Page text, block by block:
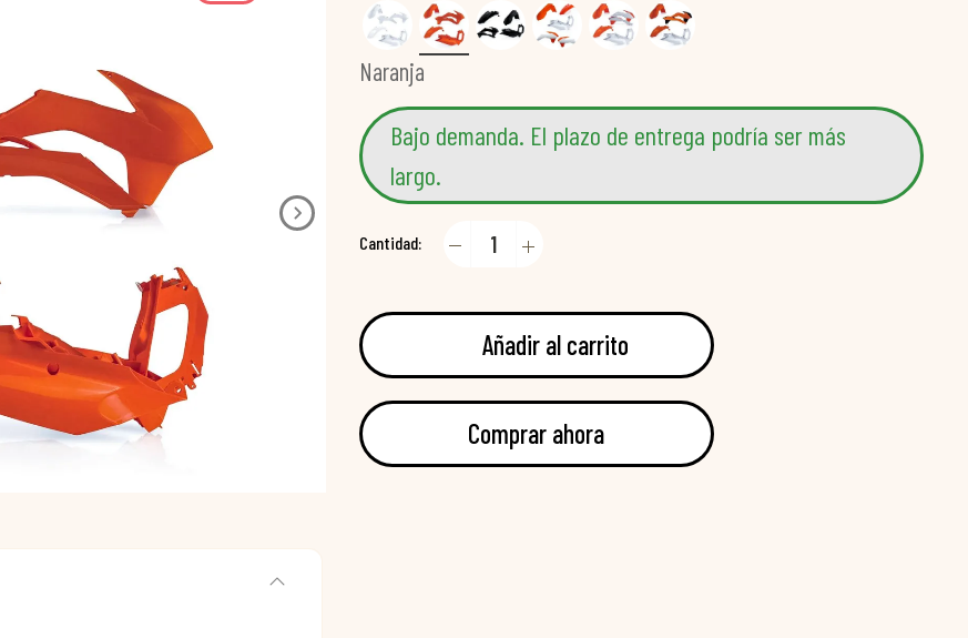
Naranja
Bajo demanda. El plazo de entrega podría ser más
largo.
Cantidad:
Añadir al carrito
Comprar ahora